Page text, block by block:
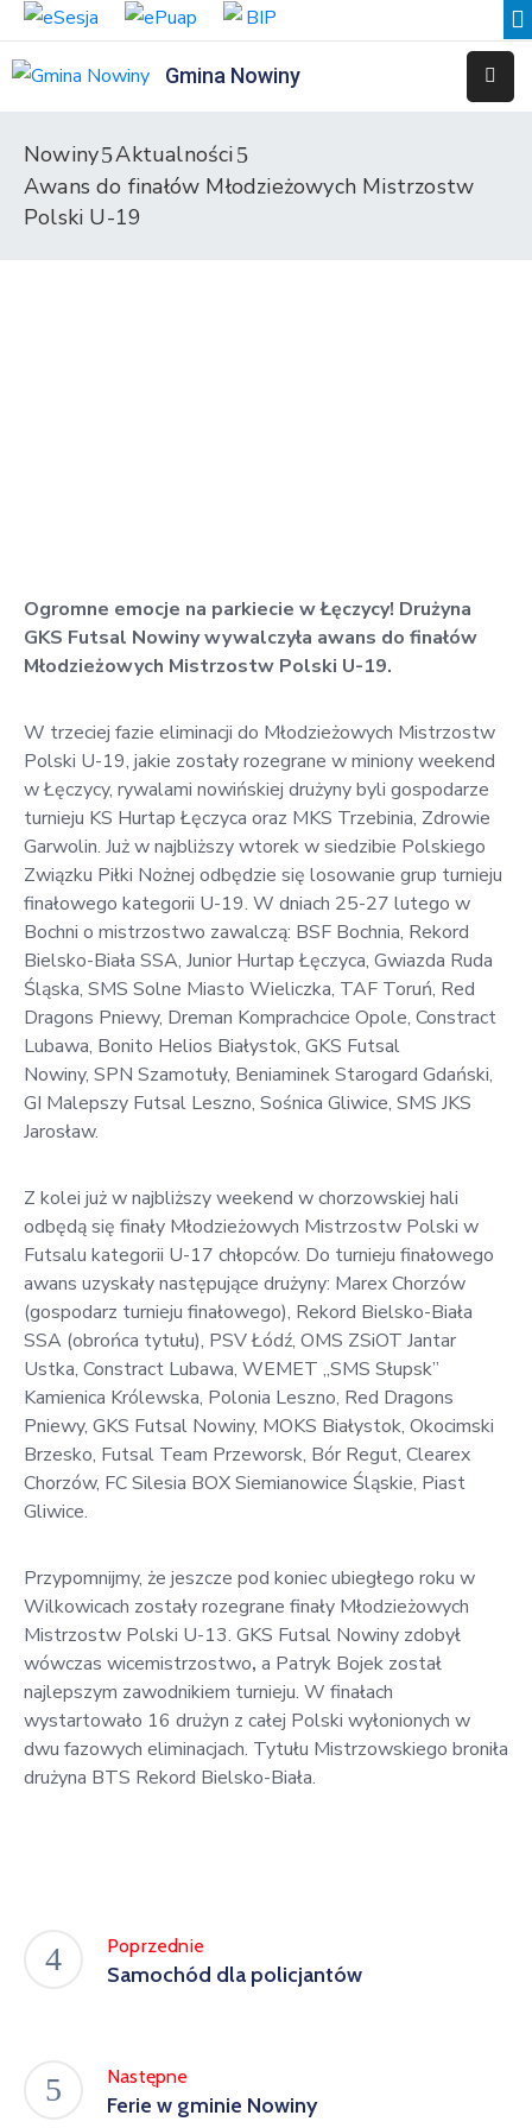
Gmina Nowiny
Przedszkole
Samorządowe
Zespół
Placówek
Bolechowicach
Nowiny
Aktualności
Awans do finałów Młodzieżowych Mistrzostw
Polski U-19
Ogromne emocje na parkiecie w Łęczycy! Drużyna
GKS Futsal Nowiny wywalczyła awans do finałów
Młodzieżowych Mistrzostw Polski U-19.
W trzeciej fazie eliminacji do Młodzieżowych Mistrzostw
Polski U-19, jakie zostały rozegrane w miniony weekend
w Łęczycy, rywalami nowińskiej drużyny byli gospodarze
turnieju KS Hurtap Łęczyca oraz MKS Trzebinia, Zdrowie
Garwolin. Już w najbliższy wtorek w siedzibie Polskiego
Związku Piłki Nożnej odbędzie się losowanie grup turnieju
finałowego kategorii U-19. W dniach 25-27 lutego w
Bochni o mistrzostwo zawalczą: BSF Bochnia, Rekord
Bielsko-Biała SSA, Junior Hurtap Łęczyca, Gwiazda Ruda
Śląska, SMS Solne Miasto Wieliczka, TAF Toruń, Red
Dragons Pniewy, Dreman Komprachcice Opole, Constract
Lubawa, Bonito Helios Białystok, GKS Futsal
Nowiny, SPN Szamotuły, Beniaminek Starogard Gdański,
GI Malepszy Futsal Leszno, Sośnica Gliwice, SMS JKS
Jarosław.
Z kolei już w najbliższy weekend w chorzowskiej hali
odbędą się finały Młodzieżowych Mistrzostw Polski w
Futsalu kategorii U-17 chłopców. Do turnieju finałowego
awans uzyskały następujące drużyny: Marex Chorzów
(gospodarz turnieju finałowego), Rekord Bielsko-Biała
SSA (obrońca tytułu), PSV Łódź, OMS ZSiOT Jantar
Ustka, Constract Lubawa, WEMET ,,SMS Słupsk”
Kamienica Królewska, Polonia Leszno, Red Dragons
Pniewy, GKS Futsal Nowiny, MOKS Białystok, Okocimski
Brzesko, Futsal Team Przeworsk, Bór Regut, Clearex
Chorzów, FC Silesia BOX Siemianowice Śląskie, Piast
Gliwice.
Przypomnijmy, że jeszcze pod koniec ubiegłego roku w
Wilkowicach zostały rozegrane finały Młodzieżowych
Mistrzostw Polski U-13. GKS Futsal Nowiny zdobył
wówczas wicemistrzostwo, a Patryk Bojek został
najlepszym zawodnikiem turnieju. W finałach
wystartowało 16 drużyn z całej Polski wyłonionych w
dwu fazowych eliminacjach. Tytułu Mistrzowskiego broniła
drużyna BTS Rekord Bielsko-Biała.
Poprzednie
Samochód dla policjantów
Następne
Ferie w gminie Nowiny